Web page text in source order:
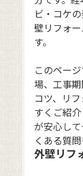
ビ・コケ
壁リフォ
す。
このペー
場、工事
コツ、リ
すくご紹
が安心し
くある質
外壁リフ